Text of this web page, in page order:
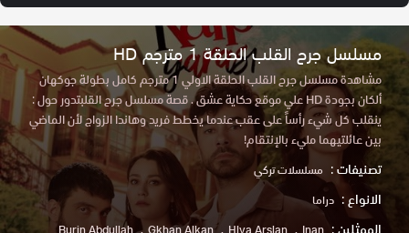
مسلسل جرح القلب الحلقة 1 مترجم HD
مشاهدة مسلسل جرح القلب الحلقة الاولي 1 مترجم كامل بطولة جوكهان
ألكان بجودة HD علي موقع حكاية عشق . قصة مسلسل جرح القلبتدور حول :
ينقلب كل شيء رأساً على عقب عندما يخطط فريد وهاندا الزواج لأن الماضي
بين عائلتيهما مليء بالإنتقام!
تصنيفات : مسلسلات تركي
الانواع : دراما